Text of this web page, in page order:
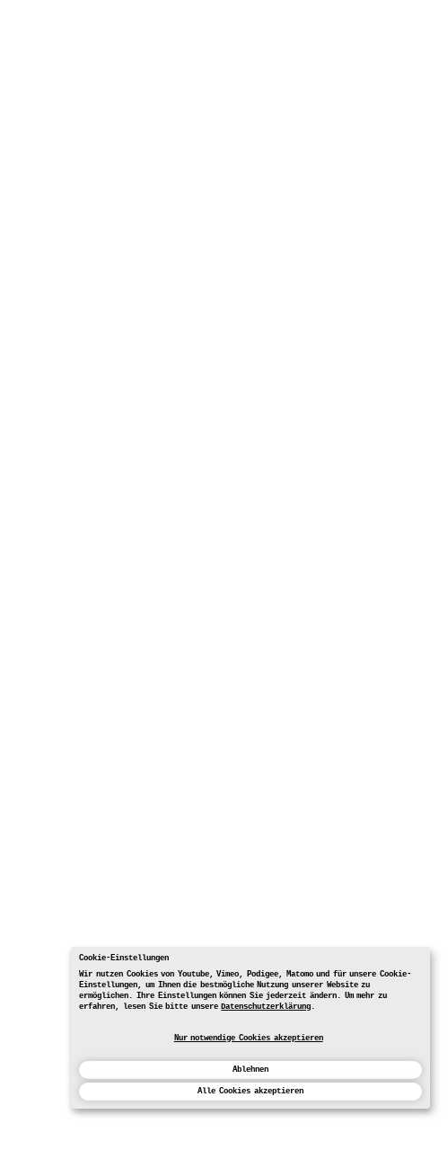
Cookie-Einstellungen
Wir nutzen Cookies von Youtube, Vimeo, Podigee, Matomo und für unsere Cookie-
Einstellungen, um Ihnen die bestmögliche Nutzung unserer Website zu
ermöglichen. Ihre Einstellungen können Sie jederzeit ändern. Um mehr zu
erfahren, lesen Sie bitte unsereDatenschutzerklärung.
Nur notwendige Cookies akzeptieren
Ablehnen
Alle Cookies akzeptieren